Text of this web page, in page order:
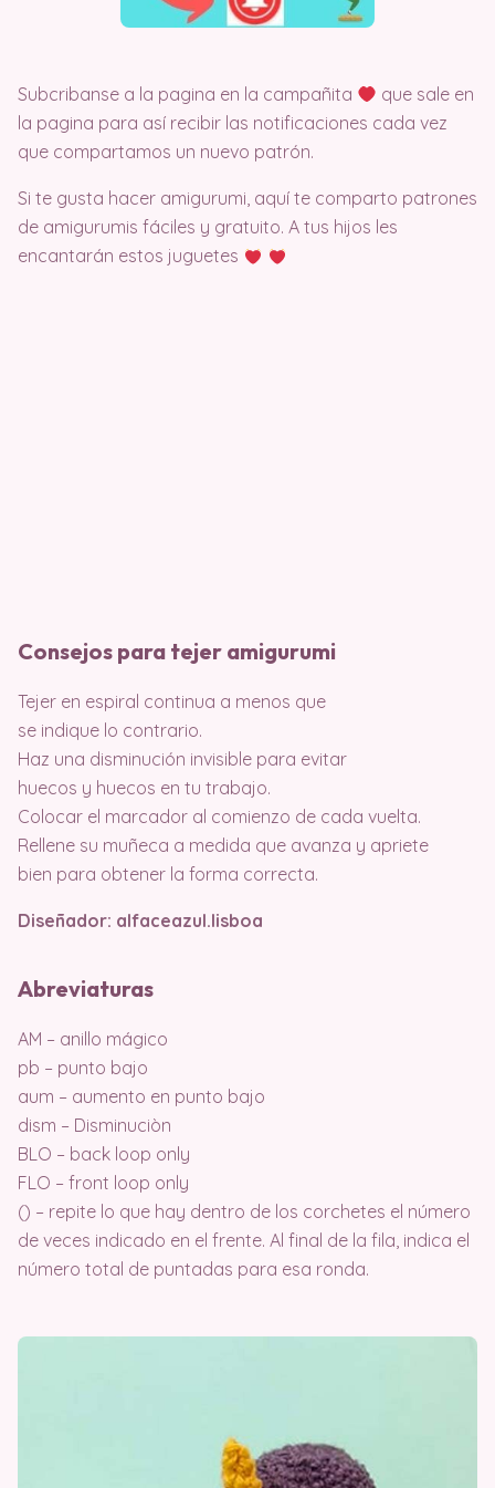
Subcribanse a la pagina en la campañita
que sale en
la pagina para así recibir las notificaciones cada vez
que compartamos un nuevo patrón.
Si te gusta hacer amigurumi, aquí te comparto patrones
de amigurumis fáciles y gratuito. A tus hijos les
encantarán estos juguetes
Consejos para tejer amigurumi
Tejer en espiral continua a menos que
se indique lo contrario.
Haz una disminución invisible para evitar
huecos y huecos en tu trabajo.
Colocar el marcador al comienzo de cada vuelta.
Rellene su muñeca a medida que avanza y apriete
bien para obtener la forma correcta.
Diseñador: alfaceazul.lisboa
Abreviaturas
AM – anillo mágico
pb – punto bajo
aum – aumento en punto bajo
dism – Disminuciòn
BLO – back loop only
FLO – front loop only
() – repite lo que hay dentro de los corchetes el número
de veces indicado en el frente. Al final de la fila, indica el
número total de puntadas para esa ronda.